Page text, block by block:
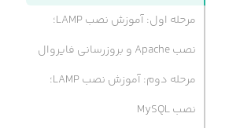
مرحله اول: آموزش نصب LAMP؛
نصب Apache و بروزرسانی فایروال
مرحله دوم: آموزش نصب LAMP؛
نصب MySQL